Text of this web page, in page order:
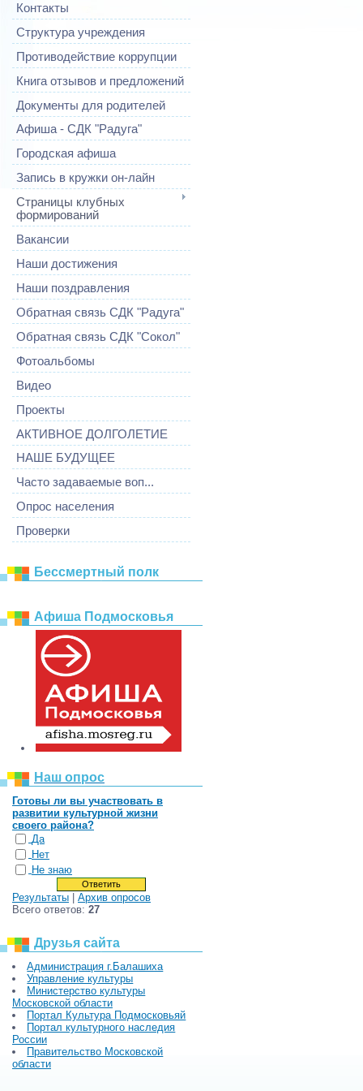
Контакты
Структура учреждения
Противодействие коррупции
Книга отзывов и предложений
Документы для родителей
Афиша - СДК "Радуга"
Городская афиша
Запись в кружки он-лайн
Страницы клубных
формирований
Вакансии
Наши достижения
Наши поздравления
Обратная связь СДК "Радуга"
Обратная связь СДК "Сокол"
Фотоальбомы
Видео
Проекты
АКТИВНОЕ ДОЛГОЛЕТИЕ
НАШЕ БУДУЩЕЕ
Часто задаваемые воп...
Опрос населения
Проверки
Бессмертный полк
Афиша Подмосковья
Наш опрос
Готовы ли вы участвовать в
развитии культурной жизни
своего района?
Да
Нет
Не знаю
Результаты
Архив опросов
Всего ответов: 27
Друзья сайта
Администрация г.Балашиха
Управление культуры
Министерство культуры
Московской области
Портал Культура Подмосковьяй
Портал культурного наследия
России
Правительство Московской
области